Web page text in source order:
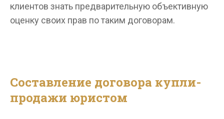
клиентов знать предварительную объективную
оценку своих прав по таким договорам.
Составление договора купли-
продажи юристом